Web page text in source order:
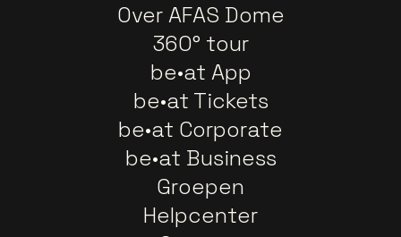
Over AFAS Dome
360° tour
be•at App
be•at Tickets
be•at Corporate
be•at Business
Groepen
Helpcenter